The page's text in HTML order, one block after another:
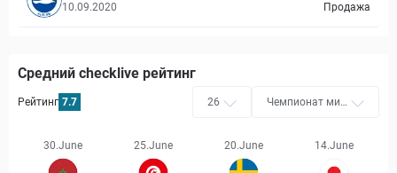
10.09.2020
Продажа
Средний checklive рейтинг
Рейтинг 7.7 26
Чемпионат мир
30.June 25.June 20.June 14.June